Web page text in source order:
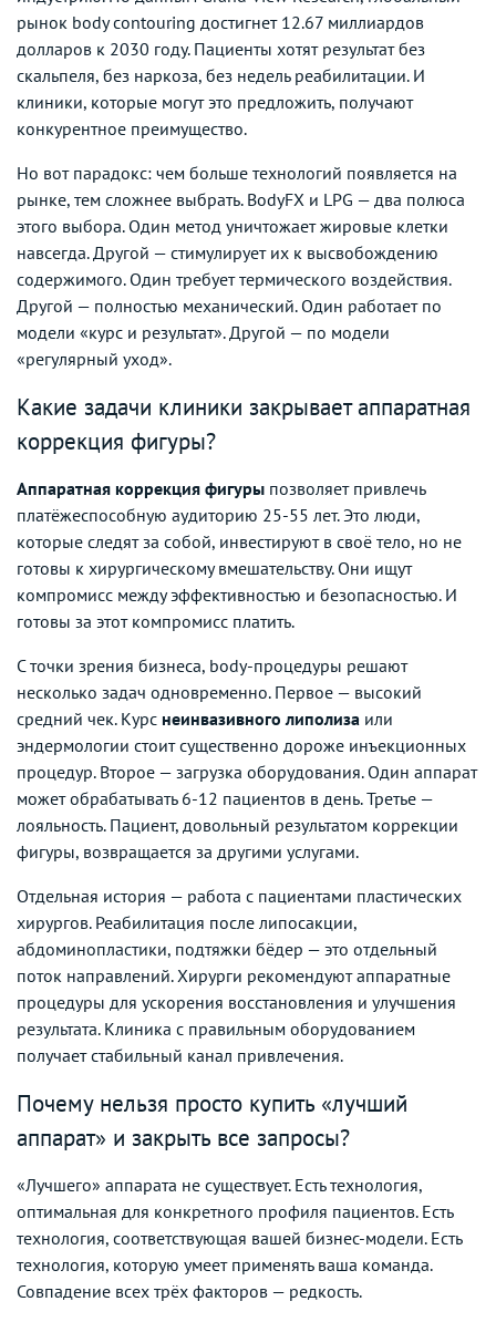
рынок body contouring достигнет 12.67 миллиардов
долларов к 2030 году. Пациенты хотят результат без
скальпеля, без наркоза, без недель реабилитации. И
клиники, которые могут это предложить, получают
конкурентное преимущество.
Но вот парадокс: чем больше технологий появляется на
рынке, тем сложнее выбрать. BodyFX и LPG — два полюса
этого выбора. Один метод уничтожает жировые клетки
навсегда. Другой — стимулирует их к высвобождению
содержимого. Один требует термического воздействия.
Другой — полностью механический. Один работает по
модели «курс и результат». Другой — по модели
«регулярный уход».
Какие задачи клиники закрывает аппаратная
коррекция фигуры?
Аппаратная коррекция фигуры позволяет привлечь
платёжеспособную аудиторию 25-55 лет. Это люди,
которые следят за собой, инвестируют в своё тело, но не
готовы к хирургическому вмешательству. Они ищут
компромисс между эффективностью и безопасностью. И
готовы за этот компромисс платить.
С точки зрения бизнеса, body-процедуры решают
несколько задач одновременно. Первое — высокий
средний чек. Курс неинвазивного липолиза или
эндермологии стоит существенно дороже инъекционных
процедур. Второе — загрузка оборудования. Один аппарат
может обрабатывать 6-12 пациентов в день. Третье —
лояльность. Пациент, довольный результатом коррекции
фигуры, возвращается за другими услугами.
Отдельная история — работа с пациентами пластических
хирургов. Реабилитация после липосакции,
абдоминопластики, подтяжки бёдер — это отдельный
поток направлений. Хирурги рекомендуют аппаратные
процедуры для ускорения восстановления и улучшения
результата. Клиника с правильным оборудованием
получает стабильный канал привлечения.
Почему нельзя просто купить «лучший
аппарат» и закрыть все запросы?
«Лучшего» аппарата не существует. Есть технология,
оптимальная для конкретного профиля пациентов. Есть
технология, соответствующая вашей бизнес-модели. Есть
технология, которую умеет применять ваша команда.
Совпадение всех трёх факторов — редкость.